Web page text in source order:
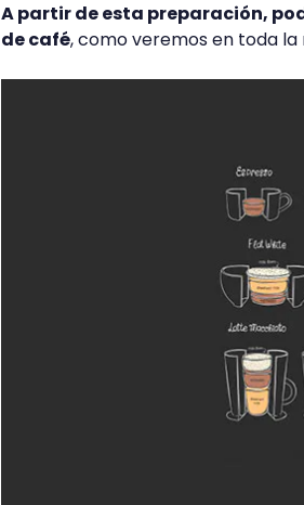
A partir de esta preparación,
de café, como veremos en toda la